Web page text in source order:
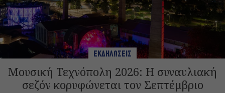
ΕΚΔΗΛΩΣΕΙΣ
Μουσική Τεχνόπολη 2026: Η συναυλιακή
σεζόν κορυφώνεται τον Σεπτέμβριο